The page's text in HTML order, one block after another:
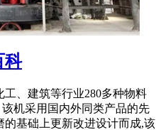
科
、建筑等行业280多种物料
机采用国内外同类产品的先
的基础上更新改进设计而成,该